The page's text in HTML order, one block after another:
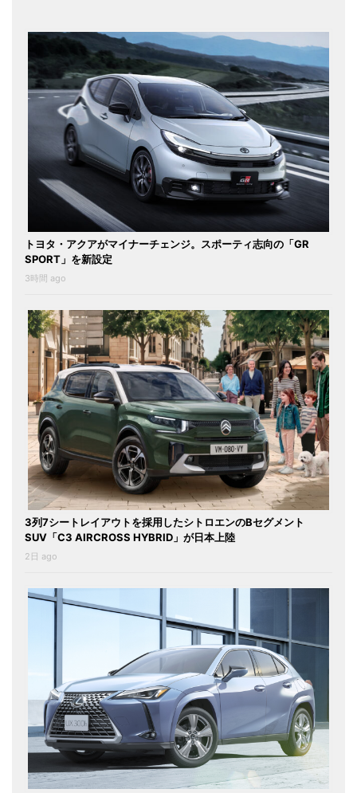
トヨタ・アクアがマイナーチェンジ。スポーティ志向の「GR
SPORT」を新設定
3時間 ago
3列7シートレイアウトを採用したシトロエンのBセグメント
SUV「C3 AIRCROSS HYBRID」が日本上陸
2日 ago